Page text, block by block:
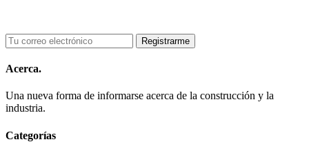
Acerca.
Una nueva forma de informarse acerca de la construcción y la
industria.
Categorías